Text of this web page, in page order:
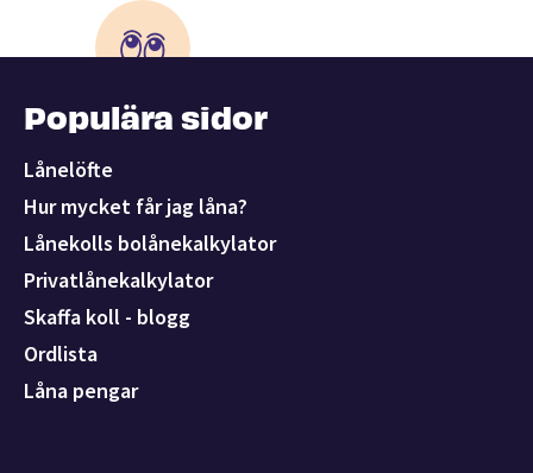
Populära sidor
Lånelöfte
Hur mycket får jag låna?
Lånekolls bolånekalkylator
Privatlånekalkylator
Skaffa koll - blogg
Ordlista
Låna pengar